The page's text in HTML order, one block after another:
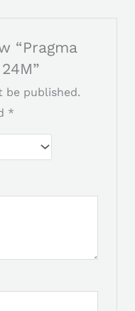
“Pragma
be published.
*